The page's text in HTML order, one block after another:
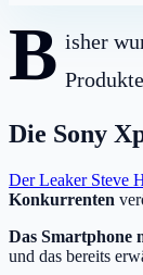
B isher
Die Sony
Der Leaker Steve
Konkurrenten
Das Smartphone
und das bereits